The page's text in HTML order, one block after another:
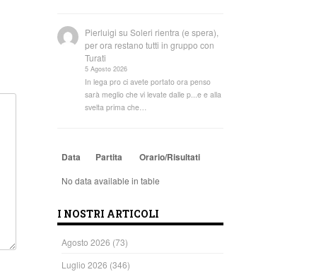
Pierluigi suSoleri rientra (e spera),
per ora restano tutti in gruppo con
Turati
5 Agosto 2026
In lega pro ci avete portato ora penso
sarà meglio che vi levate dalle p...e e alla
svelta prima che…
Data Partita Orario/Risultati
No data available in table
I NOSTRI ARTICOLI
Agosto 2026 (73)
Luglio 2026 (346)